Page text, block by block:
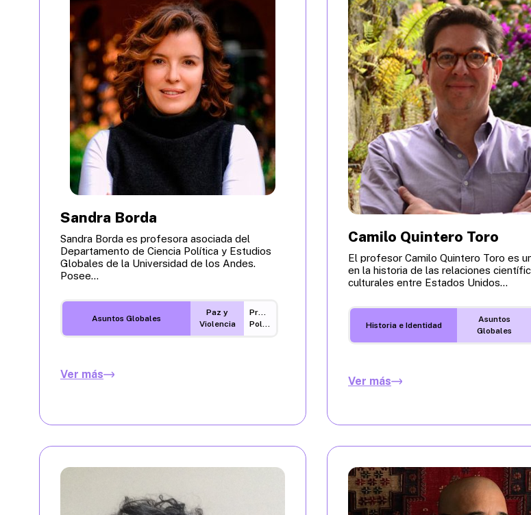
Sandra Borda
Sandra Borda es profesora asociada del
Departamento de Ciencia Política y Estudios
Globales de la Universidad de los Andes.
Posee...
Asuntos Globales
Paz y
Violencia
Procesos
Políticos
Ver más
Camilo Quintero Toro
El profesor Camilo Quintero Toro es
en la historia de las relaciones
culturales entre Estados Unidos...
Historia e Identidad
Asuntos
Globales
Ver más